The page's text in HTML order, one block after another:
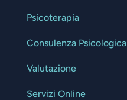
Psicoterapia
Consulenza Psicologica
Valutazione
Servizi Online